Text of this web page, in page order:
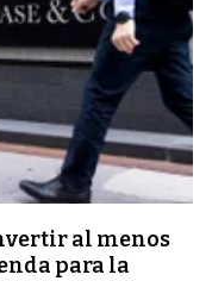
al menos
para la